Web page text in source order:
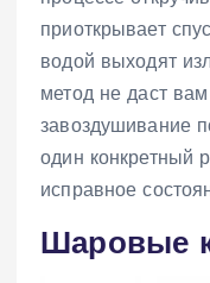
приоткрывает
водой выходят
метод не даст
завоздушивание
один конкретный
исправное
Шаровые